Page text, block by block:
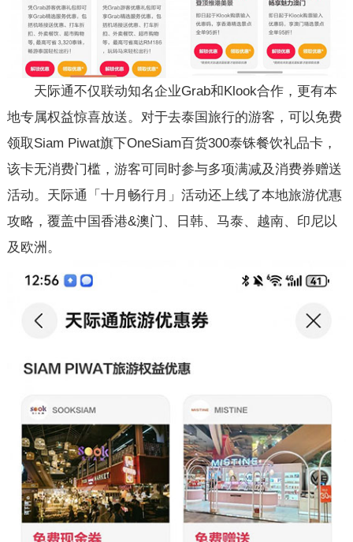
天际通不仅联动知名企业Grab和Klook合作，更有本
地专属权益惊喜放送。对于去泰国旅行的游客，可以免费
领取Siam Piwat旗下OneSiam百货300泰铢餐饮礼品卡，
该卡无消费门槛，游客可同时参与多项满减及消费券赠送
活动。天际通「十月畅行月」活动还上线了本地旅游优惠
攻略，覆盖中国香港&澳门、日韩、马泰、越南、印尼以
及欧洲。